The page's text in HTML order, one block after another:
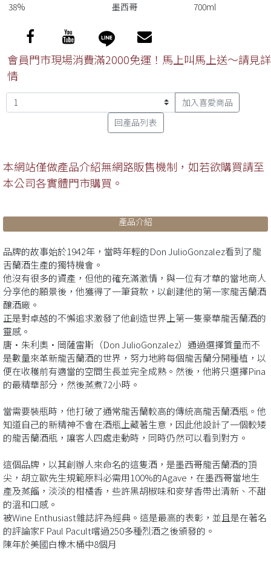
38%
墨西哥 700ml
會員門市現場消費滿2000免運！馬上叫馬上送～請見詳
情
加入喜愛商品
回產品列表
本網站僅做產品介紹無網路販售機制，如若欲購買請至
本公司各實體門市購買。
產品介紹
品牌的故事始於1942年，當時年輕的Don JulioGonzalez看到了龍
舌蘭酒生產的獨特機會。
他沒有很多的資產，但他的確充滿激情，與一位有才華的當地商人
分享他的願景後，他獲得了一筆貸款，以創建他的第一家龍舌蘭酒
釀酒廠。
正是對卓越的不懈追求激發了他創造世界上第一隻豪華龍舌蘭酒的
靈感。
唐·朱利奧·岡薩雷斯（Don JulioGonzalez）通過選擇質量而不
是數量來革新龍舌蘭酒的世界，努力地將每個龍舌蘭分開種植，以
便在收穫前有適當的空間生長並完全成熟。然後，他將只選擇Pina
的最精華部分，然後蒸煮72小時。
當需要裝瓶時，他打破了通常龍舌蘭較高的傳統高龍舌蘭酒瓶。他
知道自己的新精神不會在酒瓶上藏著生意，因此他設計了一個較矮
的龍舌蘭酒瓶，讓客人四處走動時，同時仍然可以看到對方。
這個品牌，以其創辦人來命名的這隻酒，是墨西哥龍舌蘭酒的頂
尖，胡立歐先生規範原料必需用100%的Agave，在墨西哥當地生
產及蒸餾，淡淡的柑橘香，些許黑胡椒味和麥芽香帶出清新、不甜
的溫和口感。
被Wine Enthusiast雜誌評為經典。這是最高的表彰，並且是在著名
的評論家F Paul Pacult嚐過250多種烈酒之後頒發的。
陳年於美國白橡木桶中8個月